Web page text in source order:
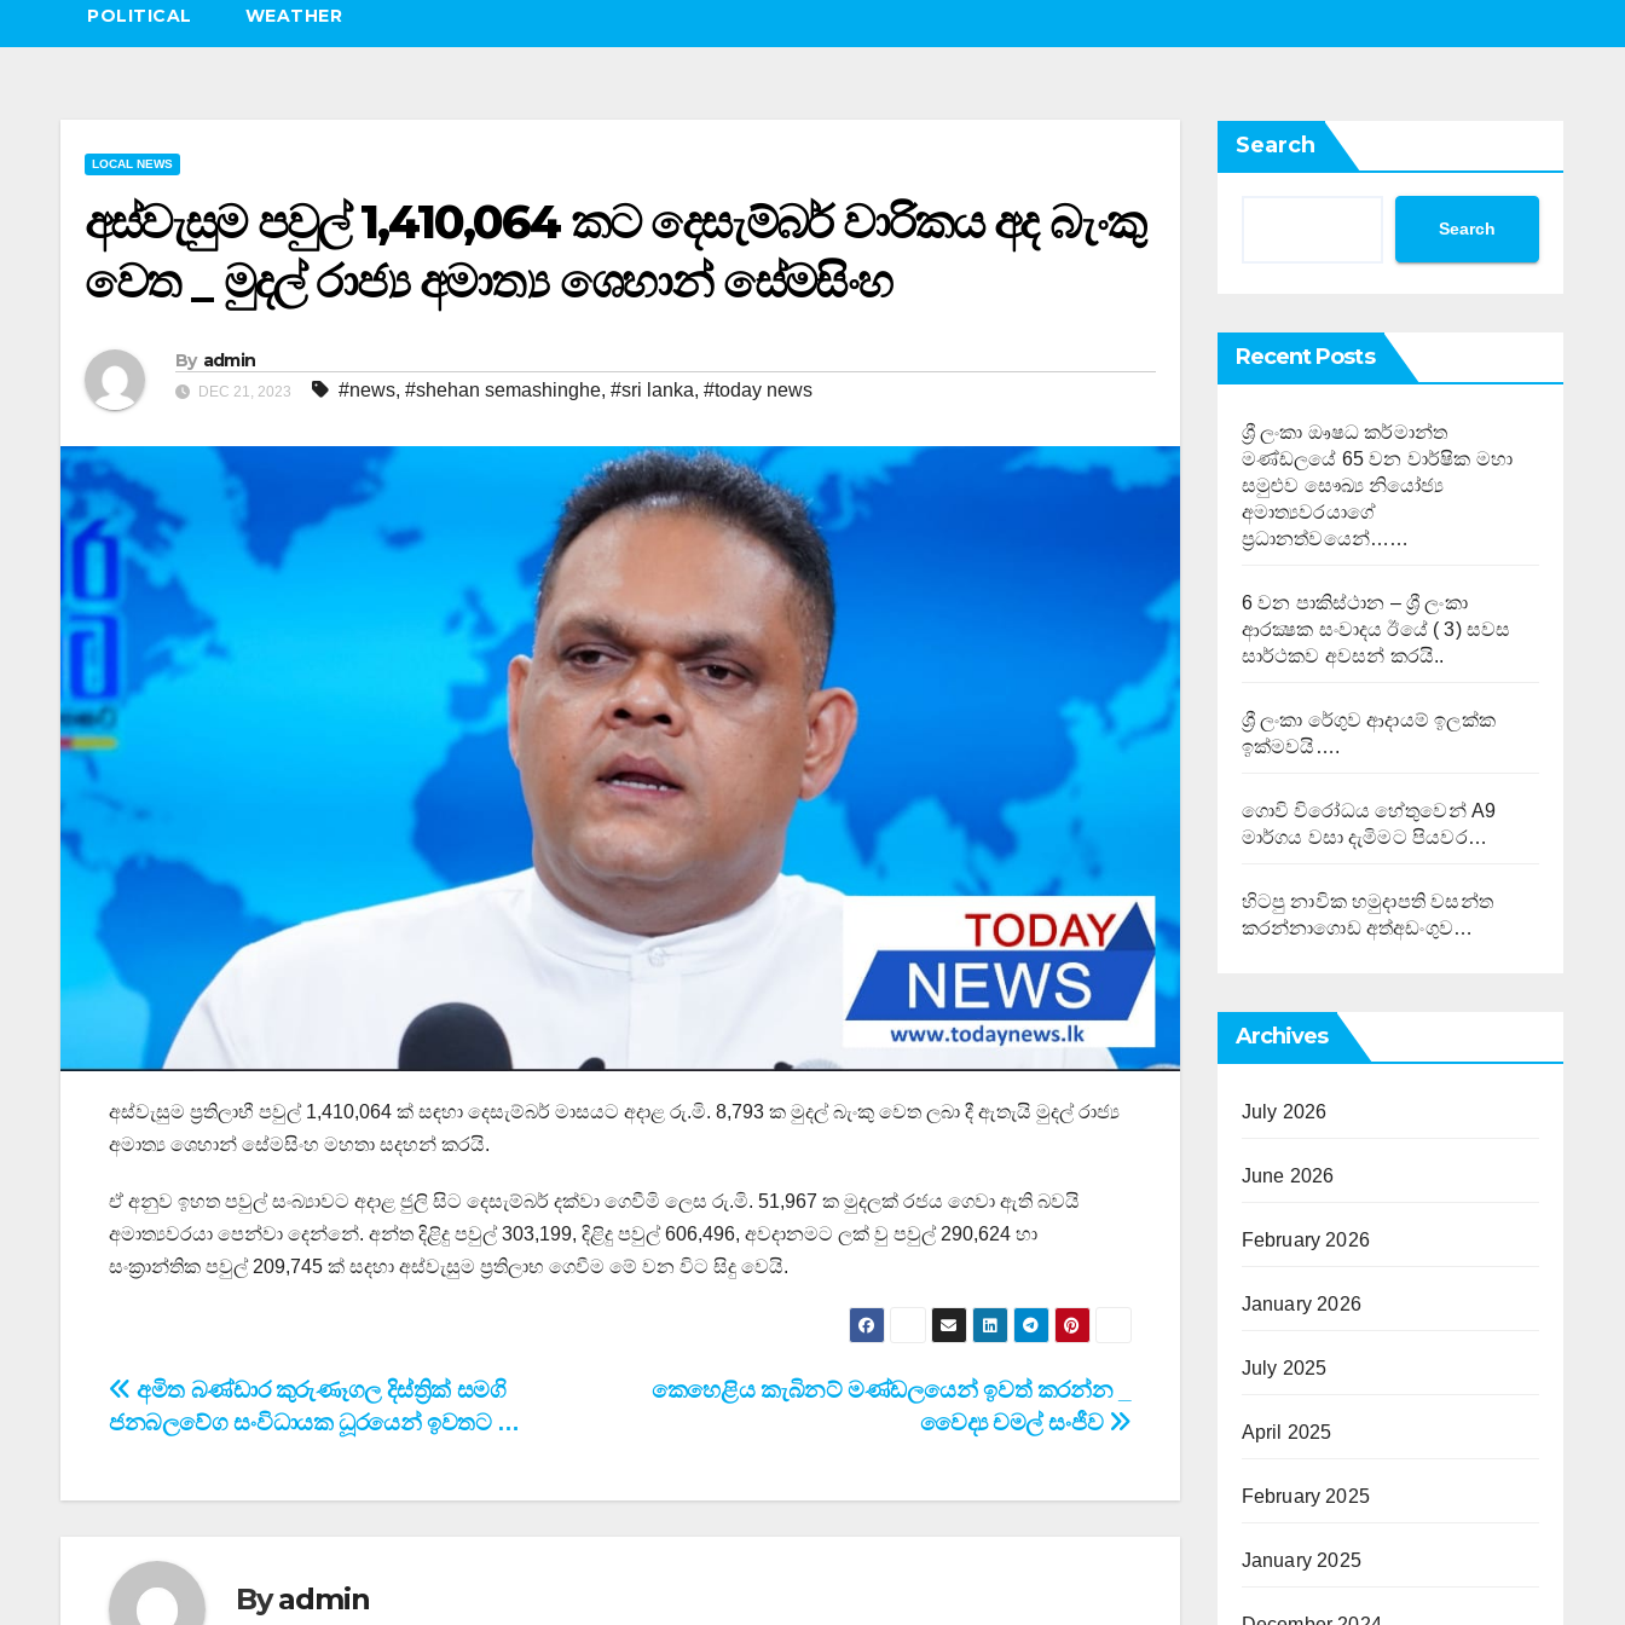
POLITICAL WEATHER
LOCAL NEWS
අස්වැසුම පවුල් 1,410,064 කට දෙසැම්බර් වාරිකය අද බැංකු
වෙත _ මුදල් රාජ්‍ය අමාත්‍ය ශෙහාන් සේමසිංහ
By admin
DEC 21, 2023 #news, #shehan semashinghe, #sri lanka, #today news
අස්වැසුම ප්‍රතිලාභී පවුල් 1,410,064 ක් සඳහා දෙසැම්බර් මාසයට අදාළ රු.මි. 8,793 ක මුදල් බැංකු වෙත ලබා දී ඇතැයි මුදල් රාජ්‍ය
අමාත්‍ය ශෙහාන් සේමසිංහ මහතා සදහන් කරයි.
ඒ අනුව ඉහත පවුල් සංබ්‍යාවට අදාළ ජුලි සිට දෙසැම්බර් දක්වා ගෙවීමි ලෙස රු.මි. 51,967 ක මුදලක් රජය ගෙවා ඇති බවයි
අමාත්‍යවරයා පෙන්වා දෙන්නේ. අන්ත දිළිදු පවුල් 303,199, දිළිදු පවුල් 606,496, අවදානමට ලක් වු පවුල් 290,624 හා
සංක්‍රාන්තික පවුල් 209,745 ක් සදහා අස්වැසුම ප්‍රතිලාභ ගෙවීම මේ වන විට සිදු වෙයි.
Post
navigation
කෙහෙළිය කැබිනට් මණ්ඩලයෙන් ඉවත් කරන්න _
වෛද්‍ය චමල් සංජීව
අමිත බණ්ඩාර කුරුණෑගල දිස්ත්‍රික් සමගි
ජනබලවේග සංවිධායක ධූරයෙන් ඉවතට …
Byadmin
Search
Search
Recent Posts
ශ්‍රී ලංකා ඖෂධ කර්මාන්ත
මණ්ඩලයේ 65 වන වාර්ෂික මහා
සමුළුව සෞඛ්‍ය නියෝජ්‍ය
අමාත්‍යවරයාගේ
ප්‍රධානත්වයෙන්……
6 වන පාකිස්ථාන – ශ්‍රී ලංකා
ආරක්‍ෂක සංවාදය ඊයේ ( 3) සවස
සාර්ථකව අවසන් කරයි..
ශ්‍රී ලංකා රේගුව ආදායම් ඉලක්ක
ඉක්මවයි….
ගොවි විරෝධය හේතුවෙන් A9
මාර්ගය වසා දැමිමට පියවර…
හිටපු නාවික හමුදාපති වසන්ත
කරන්නාගොඩ අත්අඩංගුව…
Archives
July 2026
June 2026
February 2026
January 2026
July 2025
April 2025
February 2025
January 2025